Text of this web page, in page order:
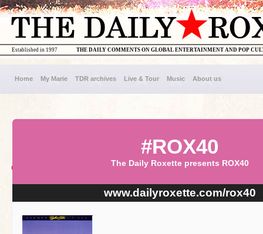
THE DAILY COMMENTS ON GLOBAL ENTERTAINMENT AND POP
Established in 1997
Home My Marie TDR archives Live & Tour Music About us
#ROX40
The Daily Roxette presents ROX40
www.dailyroxette.com/rox40